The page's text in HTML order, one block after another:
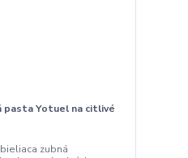
pasta Yotuel na citlivé
zubná